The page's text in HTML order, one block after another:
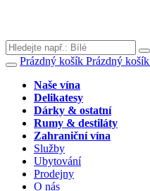
Prázdný košík Prázdný košík
Naše vína
Delikatesy
Dárky & ostatní
Rumy & destiláty
Zahraniční vína
Služby
Ubytování
Prodejny
O nás